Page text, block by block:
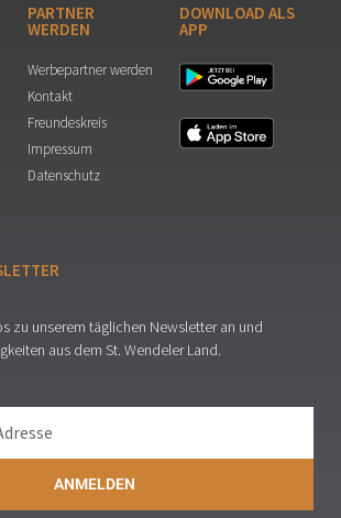
PARTNER
WERDEN
Werbepartner werden
Kontakt
Freundeskreis
Impressum
Datenschutz
DOWNLOAD ALS
APP
zu unserem täglichen Newsletter an und
aus dem St. Wendeler Land.
ANMELDEN